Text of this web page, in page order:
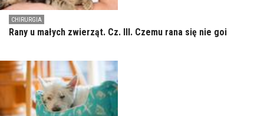
CHIRURGIA
Rany u małych zwierząt. Cz. III. Czemu rana się nie goi